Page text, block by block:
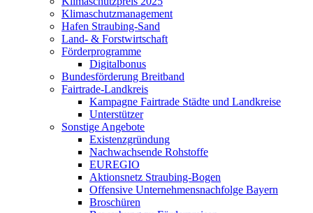
Klimaschutzmanagement
Hafen Straubing-Sand
Land- & Forstwirtschaft
Förderprogramme
Digitalbonus
Bundesförderung Breitband
Fairtrade-Landkreis
Kampagne Fairtrade Städte und Landkreise
Unterstützer
Sonstige Angebote
Existenzgründung
Nachwachsende Rohstoffe
EUREGIO
Aktionsnetz Straubing-Bogen
Offensive Unternehmensnachfolge Bayern
Broschüren